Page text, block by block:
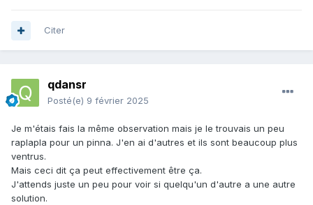
Citer
qdansr
Posté(e) 9 février 2025
Je m'étais fais la même observation mais je le trouvais un peu
raplapla pour un pinna. J'en ai d'autres et ils sont beaucoup plus
ventrus.
Mais ceci dit ça peut effectivement être ça.
J'attends juste un peu pour voir si quelqu'un d'autre a une autre
solution.